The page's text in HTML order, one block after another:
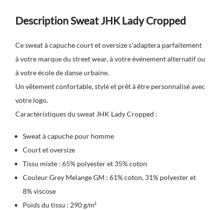
Description Sweat JHK Lady Cropped
Ce sweat à capuche court et oversize s'adaptera parfaitement
à votre marque du street wear, à votre événement alternatif ou
à votre école de danse urbaine.
Un vêtement confortable, stylé et prêt à être personnalisé avec
votre logo.
Caractéristiques du sweat JHK Lady Cropped :
Sweat à capuche pour homme
Court et oversize
Tissu mixte : 65% polyester et 35% coton
Couleur Grey Melange GM : 61% coton, 31% polyester et
8% viscose
Poids du tissu : 290 g/m²